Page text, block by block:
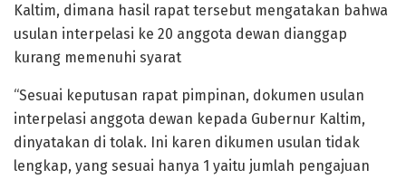
Kaltim, dimana hasil rapat tersebut mengatakan bahwa
usulan interpelasi ke 20 anggota dewan dianggap
kurang memenuhi syarat
“Sesuai keputusan rapat pimpinan, dokumen usulan
interpelasi anggota dewan kepada Gubernur Kaltim,
dinyatakan di tolak. Ini karen dikumen usulan tidak
lengkap, yang sesuai hanya 1 yaitu jumlah pengajuan